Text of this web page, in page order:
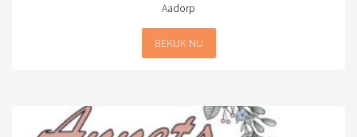
Aadorp
BEKIJK NU